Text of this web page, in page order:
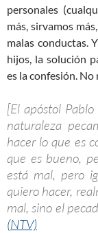
personales
más, sirvamos
malas conductas.
hijos, la solución
es la confesión.
[El apóstol
naturaleza
hacer lo que es
que es bueno,
está mal, pero
quiero hacer,
mal, sino el
(NTV)